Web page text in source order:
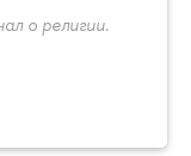
о религии.